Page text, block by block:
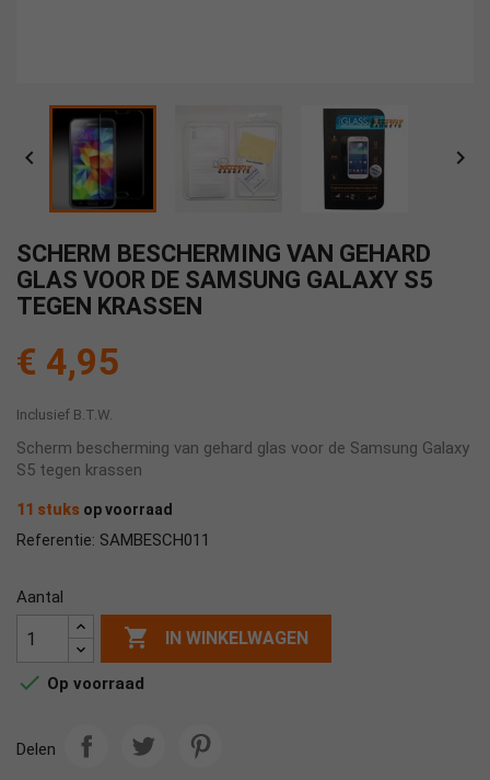
 
SCHERM BESCHERMING VAN GEHARD
GLAS VOOR DE SAMSUNG GALAXY S5
TEGEN KRASSEN
€ 4,95
Inclusief B.T.W.
Scherm bescherming van gehard glas voor de Samsung Galaxy
S5 tegen krassen
11 stuks op voorraad
Referentie: SAMBESCH011
Aantal
 IN WINKELWAGEN
 Op voorraad
Delen